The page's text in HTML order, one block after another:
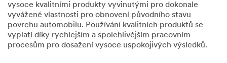
vysoce kvalitními produkty vyvinutými pro dokonale
vyvážené vlastnosti pro obnovení původního stavu
povrchu automobilu. Používání kvalitních produktů se
vyplatí díky rychlejším a spolehlivějším pracovním
procesům pro dosažení vysoce uspokojivých výsledků.